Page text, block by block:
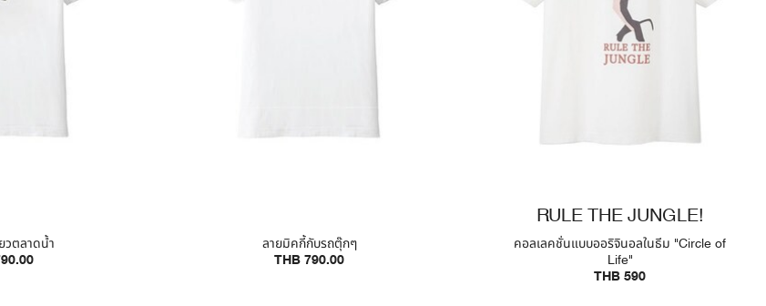
วตลาดน้ำ
ลายมิคกี้กับรถตุ๊กๆ
THB 790.00
RULE THE JUNGLE!
คอลเลคชั่นแบบออริจินอลในธีม "Circle of
Life"
THB 590